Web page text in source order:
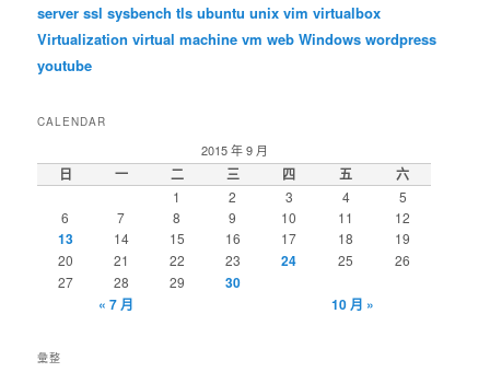
server ssl sysbench tls ubuntu unix vim virtualbox
Virtualization virtual machine vm web Windows wordpress
youtube
CALENDAR
2015 年 9 月
日 一 二 三 四 五 六
1 2 3 4
5
6
7 8 9 10 11 12
13 14 15 16 17 18
19
20
21 22 23 24 25
26
27
28 29
30
« 7 月
10 月 »
彙整